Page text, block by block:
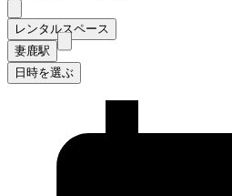
レンタルスペース
妻鹿駅
日時を選ぶ